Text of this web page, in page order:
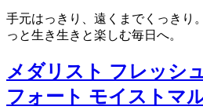
手元はっきり、遠くまでくっきり
っと生き生きと楽しむ毎日へ。
メダリスト フレッシ
フォート モイストマ